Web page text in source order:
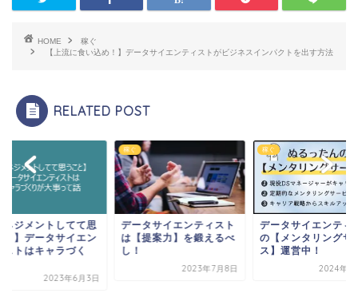
HOME
稼ぐ
【上流に食い込め！】データサイエンティストがビジネスインパクトを出す方法
RELATED POST
タサイエンティスト
提案力】を鍛えるべ
稼ぐ
データサイエンティスト
の【メンタリングサービ
ス】運営中！
2024年2月2日
稼ぐ
【マネジメントし
うこと】データサ
ティストはキャラ